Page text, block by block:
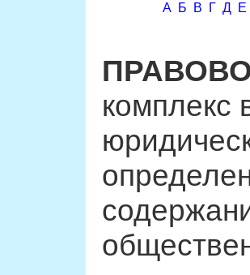
А Б В Г Д Е
комплекс